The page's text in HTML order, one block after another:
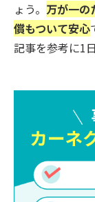
ょう。 万が一の
償もついて安心
記事を参考に1